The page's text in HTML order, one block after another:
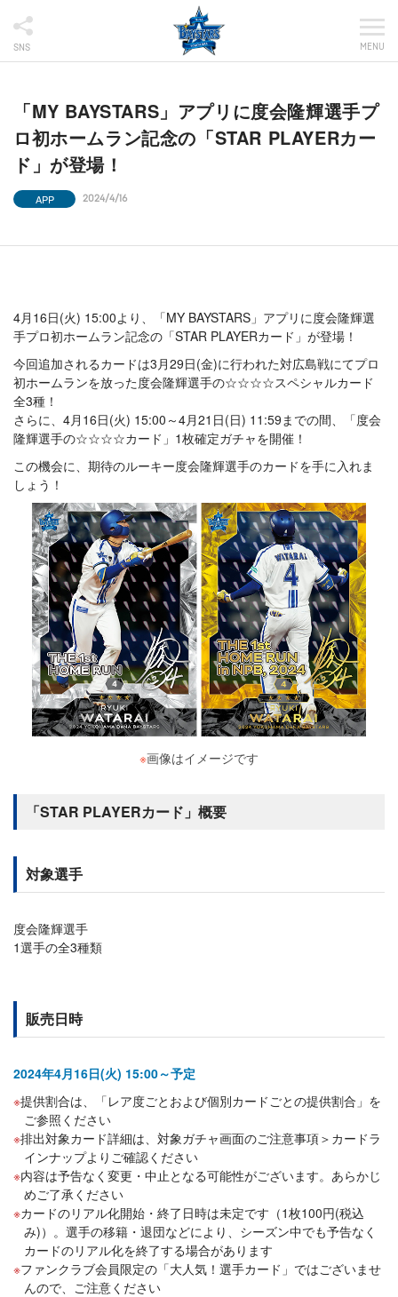
SNS MENU
「MY BAYSTARS」アプリに度会隆輝選手プ
ロ初ホームラン記念の「STAR PLAYERカー
ド」が登場！
APP 2024/4/16
4月16日(火) 15:00より、「MY BAYSTARS」アプリに度会隆輝選
手プロ初ホームラン記念の「STAR PLAYERカード」が登場！
今回追加されるカードは3月29日(金)に行われた対広島戦にてプロ
初ホームランを放った度会隆輝選手の☆☆☆☆スペシャルカード
全3種！
さらに、4月16日(火) 15:00～4月21日(日) 11:59までの間、「度会
隆輝選手の☆☆☆☆カード」1枚確定ガチャを開催！
この機会に、期待のルーキー度会隆輝選手のカードを手に入れま
しょう！
※画像はイメージです
「STAR PLAYERカード」概要
対象選手
度会隆輝選手
1選手の全3種類
販売日時
2024年4月16日(火) 15:00～予定
提供割合は、「レア度ごとおよび個別カードごとの提供割合」を
ご参照ください
排出対象カード詳細は、対象ガチャ画面のご注意事項＞カードラ
インナップよりご確認ください
内容は予告なく変更・中止となる可能性がございます。あらかじ
めご了承ください
カードのリアル化開始・終了日時は未定です（1枚100円(税込
み)）。選手の移籍・退団などにより、シーズン中でも予告なく
カードのリアル化を終了する場合があります
ファンクラブ会員限定の「大人気！選手カード」ではございませ
んので、ご注意ください